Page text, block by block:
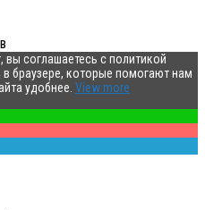
соглашаетесь с политикой
браузере, которые помогают нам
удобнее. View more